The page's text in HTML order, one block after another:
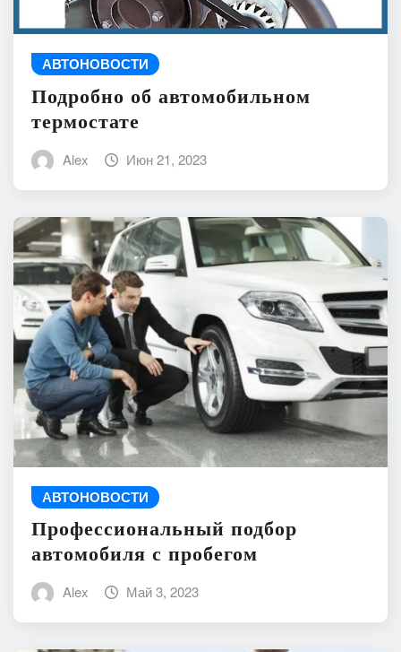
АВТОНОВОСТИ
Подробно об автомобильном
термостате
Alex Июн 21, 2023
АВТОНОВОСТИ
Профессиональный подбор
автомобиля с пробегом
Alex Май 3, 2023